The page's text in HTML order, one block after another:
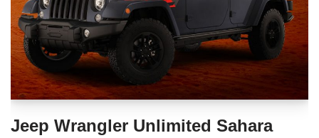
Jeep Wrangler Unlimited Sahara